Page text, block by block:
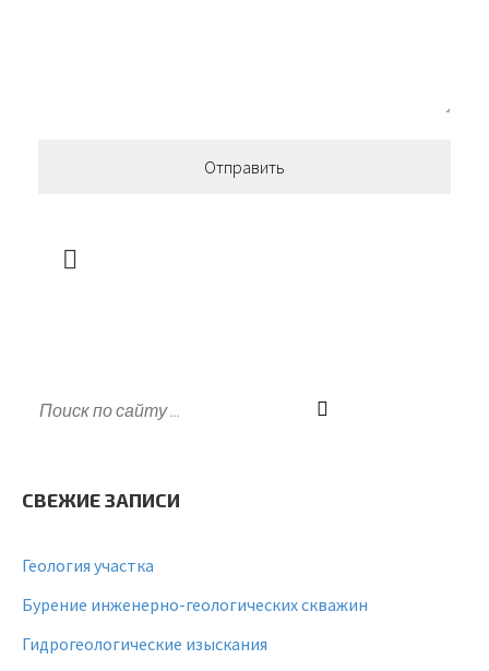
СВЕЖИЕ ЗАПИСИ
Геология участка
Бурение инженерно-геологических скважин
Гидрогеологические изыскания